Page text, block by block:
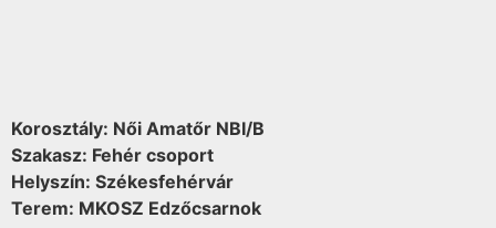
Korosztály: Női Amatőr NBI/B
Szakasz: Fehér csoport
Helyszín: Székesfehérvár
Terem: MKOSZ Edzőcsarnok